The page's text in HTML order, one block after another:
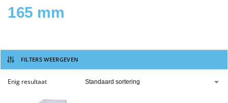
165 mm
FILTERS WEERGEVEN
Enig resultaat